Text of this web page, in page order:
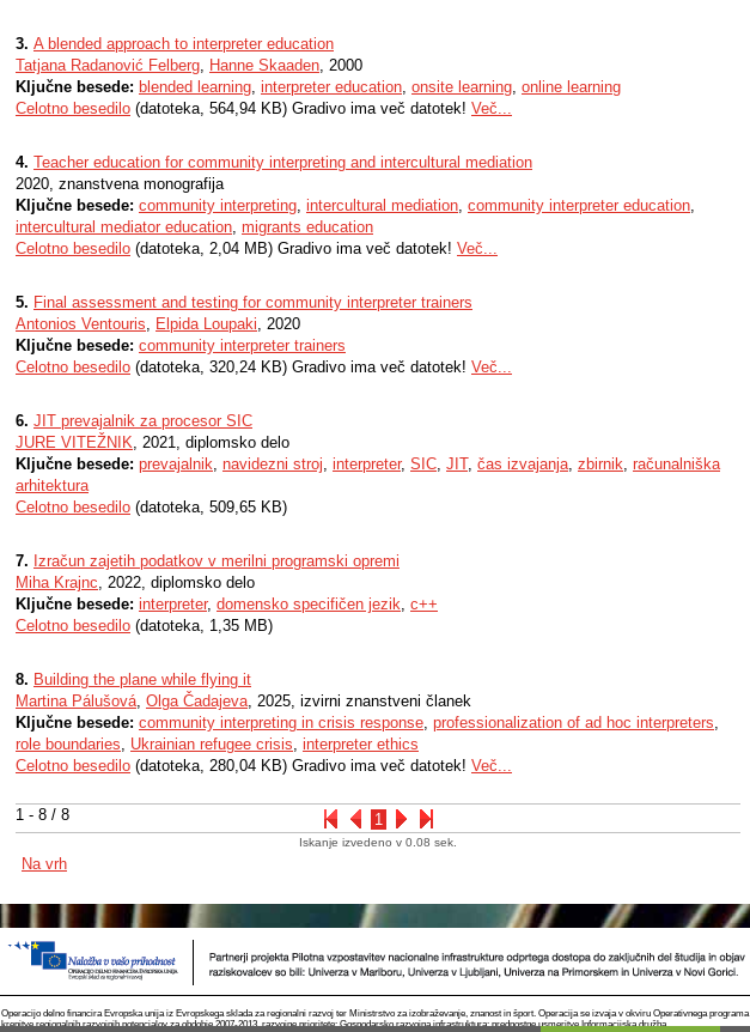
1 - 8 / 8 1
3. A blended approach to interpreter education
Tatjana Radanović Felberg, Hanne Skaaden, 2000
Ključne besede: blended learning, interpreter education, onsite learning, online learning
Celotno besedilo (datoteka, 564,94 KB) Gradivo ima več datotek! Več...
4. Teacher education for community interpreting and intercultural mediation
2020, znanstvena monografija
Ključne besede: community interpreting, intercultural mediation, community interpreter education,
intercultural mediator education, migrants education
Celotno besedilo (datoteka, 2,04 MB) Gradivo ima več datotek! Več...
5. Final assessment and testing for community interpreter trainers
Antonios Ventouris, Elpida Loupaki, 2020
Ključne besede: community interpreter trainers
Celotno besedilo (datoteka, 320,24 KB) Gradivo ima več datotek! Več...
6. JIT prevajalnik za procesor SIC
JURE VITEŽNIK, 2021, diplomsko delo
Ključne besede: prevajalnik, navidezni stroj, interpreter, SIC, JIT, čas izvajanja, zbirnik, računalniška
arhitektura
Celotno besedilo (datoteka, 509,65 KB)
7. Izračun zajetih podatkov v merilni programski opremi
Miha Krajnc, 2022, diplomsko delo
Ključne besede: interpreter, domensko specifičen jezik, c++
Celotno besedilo (datoteka, 1,35 MB)
8. Building the plane while flying it
Martina Pálušová, Olga Čadajeva, 2025, izvirni znanstveni članek
Ključne besede: community interpreting in crisis response, professionalization of ad hoc interpreters,
role boundaries, Ukrainian refugee crisis, interpreter ethics
Celotno besedilo (datoteka, 280,04 KB) Gradivo ima več datotek! Več...
Iskanje izvedeno v 0.08 sek.
Na vrh
Operacijo delno financira Evropska unija iz Evropskega sklada za regionalni razvoj ter Ministrstvo za izobraževanje, znanost in šport. Operacija se izvaja v okviru Operativnega programa
krepitve regionalnih razvojnih potencialov za obdobje 2007-2013, razvojne prioritete: Gospodarsko razvojna infrastruktura; prednostne usmeritve Informacijska družba.